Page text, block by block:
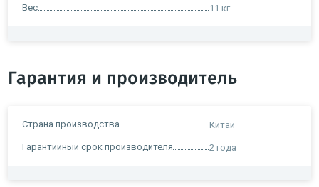
Вес 11 кг
Гарантия и производитель
Страна производства Китай
Гарантийный срок производителя 2 года